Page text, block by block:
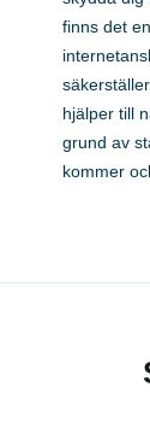
finns det
hjälper till
grund av
kommer